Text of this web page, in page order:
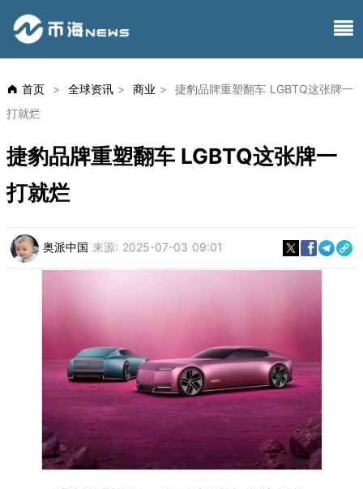
首页 > 全球资讯 > 商业 >
捷豹品牌重塑翻车 LGBTQ这张牌一
打就烂
捷豹品牌重塑翻车 LGBTQ这张牌一
打就烂
奥派中国 来源: 2025-07-03 09:01